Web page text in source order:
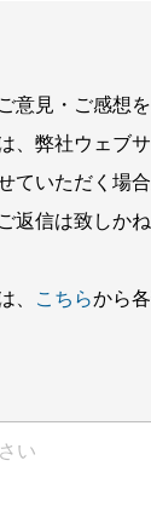
意見・ご感想を
、弊社ウェブ
ていただく場合
返信は致しかね
、
こちらから